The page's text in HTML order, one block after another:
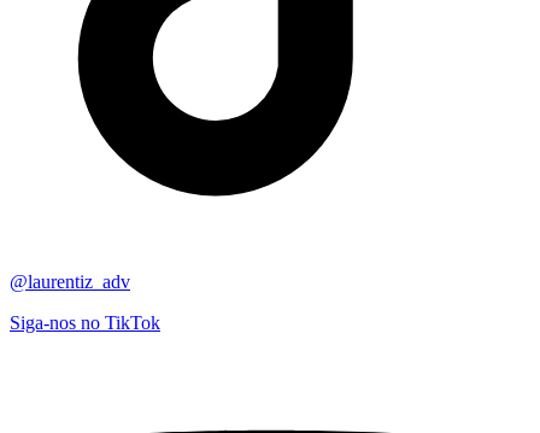
@laurentiz_adv
Siga-nos no TikTok